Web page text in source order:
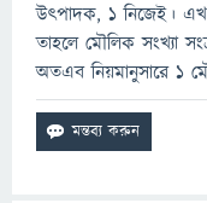
উৎপাদক, ১ নিজেই।
তাহলে মৌলিক সংখ্যা
অতএব নিয়মানুসারে ১